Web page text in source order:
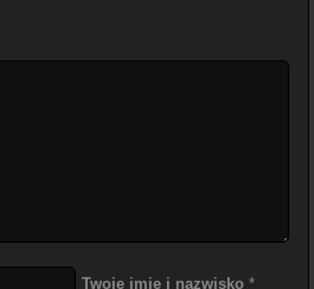
Twoje imię i nazwisko *